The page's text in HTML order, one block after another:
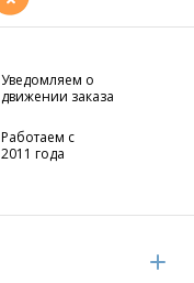
Уведомляем о
движении заказа
Работаем с
2011 года